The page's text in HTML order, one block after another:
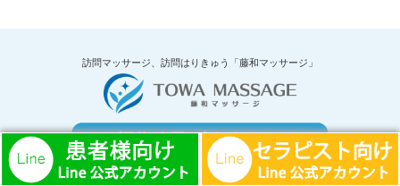
訪問マッサージ、訪問はりきゅう「藤和マッサージ」